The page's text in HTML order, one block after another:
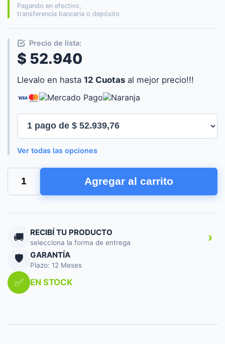
Pagando en efectivo,
transferencia bancaria o depósito
Precio de lista:
$ 52.940
Llevalo en hasta 12 Cuotas al mejor precio!!!
Ver todas las opciones
MOUSE
GAMER
ZOWIE
cantidad
Agregar al carrito
🚚 RECIBÍ TU PRODUCTO
selecciona la forma de entrega ›
🛡️ GARANTÍA
Plazo: 12 Meses
✅ EN STOCK